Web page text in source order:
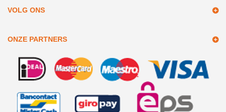
VOLG ONS
ONZE PARTNERS